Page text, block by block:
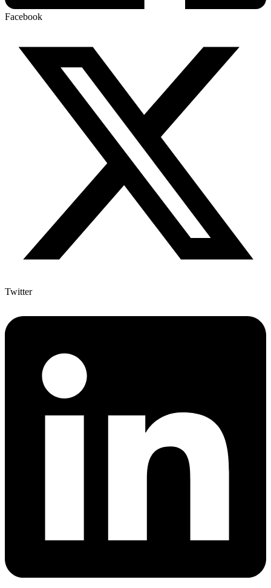
Facebook
Twitter